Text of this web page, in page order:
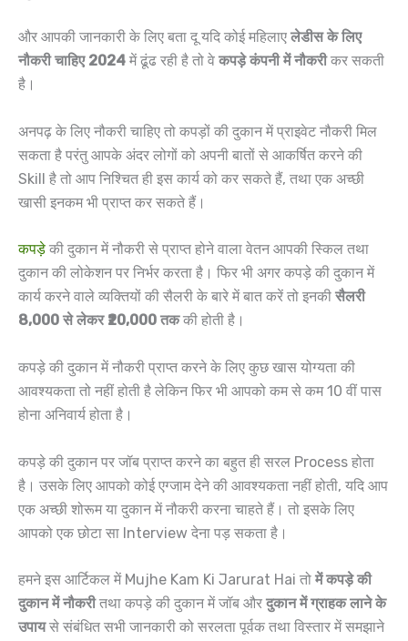
और आपकी जानकारी के लिए बता दू यदि कोई महिलाए लेडीस के लिए
नौकरी चाहिए 2024 में ढूंढ रही है तो वे कपड़े कंपनी में नौकरीकर सकती
है।
अनपढ़ के लिए नौकरी चाहिए तो कपड़ों की दुकान में प्राइवेट नौकरी मिल
सकता है परंतु आपके अंदर लोगों को अपनी बातों से आकर्षित करने की
Skill है तो आप निश्चित ही इस कार्य को कर सकते हैं, तथा एक अच्छी
खासी इनकम भी प्राप्त कर सकते हैं।
कपड़े की दुकान में नौकरी से प्राप्त होने वाला वेतन आपकी स्किल तथा
दुकान की लोकेशन पर निर्भर करता है। फिर भी अगर कपड़े की दुकान में
कार्य करने वाले व्यक्तियों की सैलरी के बारे में बात करें तो इनकी सैलरी
8,000 से लेकर ₹20,000 तककी होती है।
कपड़े की दुकान में नौकरी प्राप्त करने के लिए कुछ खास योग्यता की
आवश्यकता तो नहीं होती है लेकिन फिर भी आपको कम से कम 10 वीं पास
होना अनिवार्य होता है।
कपड़े की दुकान पर जॉब प्राप्त करने का बहुत ही सरल Process होता
है। उसके लिए आपको कोई एग्जाम देने की आवश्यकता नहीं होती, यदि आप
एक अच्छी शोरूम या दुकान में नौकरी करना चाहते हैं। तो इसके लिए
आपको एक छोटा सा Interview देना पड़ सकता है।
हमने इस आर्टिकल में Mujhe Kam Ki Jarurat Hai तो में कपड़े की
दुकान में नौकरीतथा कपड़े की दुकान में जॉब और दुकान में ग्राहक लाने के
उपायसे संबंधित सभी जानकारी को सरलता पूर्वक तथा विस्तार में समझाने